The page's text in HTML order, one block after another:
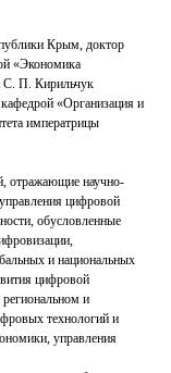
Крым, доктор
«Экономика
С. П. Кирильчук
«Организация и
императрицы
отражающие научно-
цифровой
обусловленные
и национальных
цифровой
и
технологий и
управления